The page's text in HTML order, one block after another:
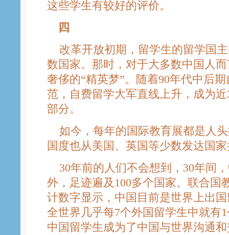
这些学生有较好的评价。
四
改革开放初期，留学生的留学国
数国家。那时，对于大多数中国人
奢侈的“精英梦”。随着90年代中后
范，自费留学大军直线上升，成为
部分。
如今，每年的国际教育展都是人
国度也从美国、英国等少数发达国
30年前的人们不会想到，30年间
外，足迹遍及100多个国家。联合国
计数字显示，中国目前是世界上出
全世界几乎每7个外国留学生中就有
中国留学生成为了中国与世界沟通